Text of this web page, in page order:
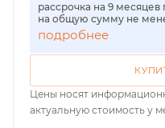
рассрочка на 9 месяцев
на общую сумму не
подробнее
Цены носят
актуальную стоимость у